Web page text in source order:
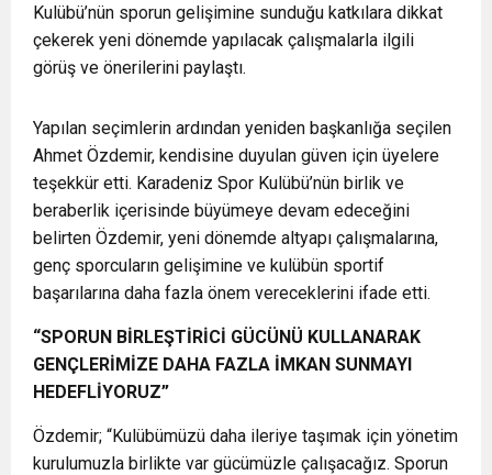
Kulübü’nün sporun gelişimine sunduğu katkılara dikkat
çekerek yeni dönemde yapılacak çalışmalarla ilgili
görüş ve önerilerini paylaştı.
Yapılan seçimlerin ardından yeniden başkanlığa seçilen
Ahmet Özdemir, kendisine duyulan güven için üyelere
teşekkür etti. Karadeniz Spor Kulübü’nün birlik ve
beraberlik içerisinde büyümeye devam edeceğini
belirten Özdemir, yeni dönemde altyapı çalışmalarına,
genç sporcuların gelişimine ve kulübün sportif
başarılarına daha fazla önem vereceklerini ifade etti.
“SPORUN BİRLEŞTİRİCİ GÜCÜNÜ KULLANARAK
GENÇLERİMİZE DAHA FAZLA İMKAN SUNMAYI
HEDEFLİYORUZ”
Özdemir; “Kulübümüzü daha ileriye taşımak için yönetim
kurulumuzla birlikte var gücümüzle çalışacağız. Sporun